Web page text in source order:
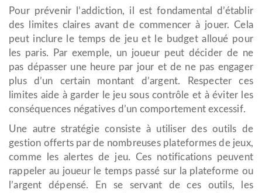
Pour prévenir l’addiction, il est fondamental d’établir
des limites claires avant de commencer à jouer. Cela
peut inclure le temps de jeu et le budget alloué pour
les paris. Par exemple, un joueur peut décider de ne
pas dépasser une heure par jour et de ne pas engager
plus d’un certain montant d’argent. Respecter ces
limites aide à garder le jeu sous contrôle et à éviter les
conséquences négatives d’un comportement excessif.
Une autre stratégie consiste à utiliser des outils de
gestion offerts par de nombreuses plateformes de jeux,
comme les alertes de jeu. Ces notifications peuvent
rappeler au joueur le temps passé sur la plateforme ou
l’argent dépensé. En se servant de ces outils, les